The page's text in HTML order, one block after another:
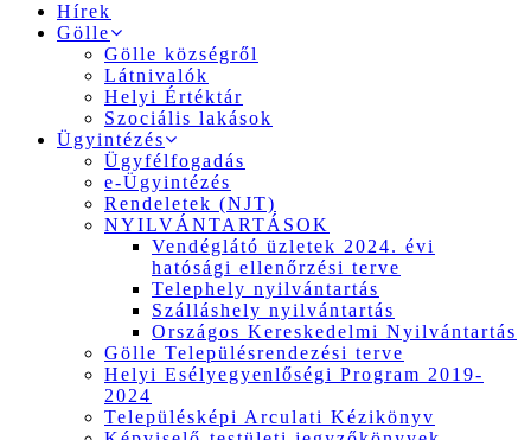
Hírek
Gölle
Gölle községről
Látnivalók
Helyi Értéktár
Szociális lakások
Ügyintézés
Ügyfélfogadás
e-Ügyintézés
Rendeletek (NJT)
NYILVÁNTARTÁSOK
Vendéglátó üzletek 2024. évi
hatósági ellenőrzési terve
Telephely nyilvántartás
Szálláshely nyilvántartás
Országos Kereskedelmi Nyilvántartás
Gölle Településrendezési terve
Helyi Esélyegyenlőségi Program 2019-
2024
Településképi Arculati Kézikönyv